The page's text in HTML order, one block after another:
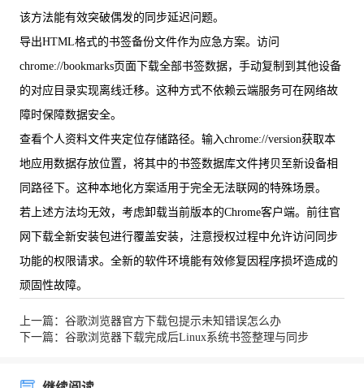
该方法能有效突破偶发的同步延迟问题。
导出HTML格式的书签备份文件作为应急方案。访问
chrome://bookmarks页面下载全部书签数据，手动复制到其他设备
的对应目录实现离线迁移。这种方式不依赖云端服务可在网络故
障时保障数据安全。
查看个人资料文件夹定位存储路径。输入chrome://version获取本
地应用数据存放位置，将其中的书签数据库文件拷贝至新设备相
同路径下。这种本地化方案适用于完全无法联网的特殊场景。
若上述方法均无效，考虑卸载当前版本的Chrome客户端。前往官
网下载全新安装包进行覆盖安装，注意授权过程中允许访问同步
功能的权限请求。全新的软件环境能有效修复因程序损坏造成的
顽固性故障。
上一篇：谷歌浏览器官方下载包提示未知错误怎么办
下一篇：谷歌浏览器下载完成后Linux系统书签整理与同步